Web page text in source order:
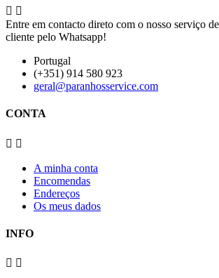
 
Entre em contacto direto com o nosso serviço
cliente pelo Whatsapp!
Portugal
(+351) 914 580 923
geral@paranhosservice.com
CONTA
 
A minha conta
Encomendas
Endereços
Os meus dados
INFO
 